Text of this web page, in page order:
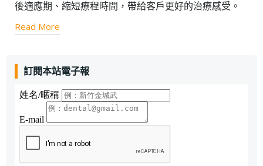
後適應期、縮短療程時間，帶給客戶更好的治療感受。
Read More
訂閱本站電子報